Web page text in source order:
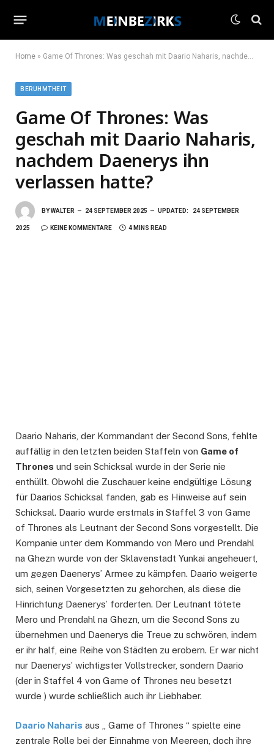
Home » Game Of Thrones: Was geschah mit Daario Naharis, nachdem Daenerys ihn verlassen hatte?
BERUHMTHEIT
Game Of Thrones: Was
geschah mit Daario Naharis,
nachdem Daenerys ihn
verlassen hatte?
BYWALTER 24 SEPTEMBER 2025 UPDATED: 24 SEPTEMBER
2025 KEINE KOMMENTARE 4 MINS READ
Daario Naharis, der Kommandant der Second Sons, fehlte
auffällig in den letzten beiden Staffeln von Game of
Thrones und sein Schicksal wurde in der Serie nie
enthüllt. Obwohl die Zuschauer keine endgültige Lösung
für Daarios Schicksal fanden, gab es Hinweise auf sein
Schicksal. Daario wurde erstmals in Staffel 3 von Game
of Thrones als Leutnant der Second Sons vorgestellt. Die
Kompanie unter dem Kommando von Mero und Prendahl
na Ghezn wurde von der Sklavenstadt Yunkai angeheuert,
um gegen Daenerys’ Armee zu kämpfen. Daario weigerte
sich, seinen Vorgesetzten zu gehorchen, als diese die
Hinrichtung Daenerys’ forderten. Der Leutnant tötete
Mero und Prendahl na Ghezn, um die Second Sons zu
übernehmen und Daenerys die Treue zu schwören, indem
er ihr half, eine Reihe von Städten zu erobern. Er war nicht
nur Daenerys’ wichtigster Vollstrecker, sondern Daario
(der in Staffel 4 von Game of Thrones neu besetzt
wurde ) wurde schließlich auch ihr Liebhaber.
Daario Naharis aus „ Game of Thrones “ spielte eine
zentrale Rolle bei der Einnahme von Meereen, doch ihre